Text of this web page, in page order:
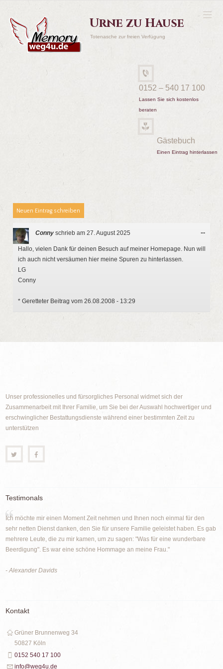
Urne zu Hause
Totenasche zur freien Verfügung
0152 – 540 17 100
Lassen Sie sich kostenlos
beraten
Gästebuch
Einen Eintrag hinterlassen
Conny schrieb am 27. August 2025
Hallo, vielen Dank für deinen Besuch auf meiner Homepage. Nun will
ich auch nicht versäumen hier meine Spuren zu hinterlassen.
LG
Conny
* Geretteter Beitrag vom 26.08.2008 - 13:29
...Diese
ein-/
Unser professionelles und fürsorgliches Personal widmet sich der
Zusammenarbeit mit Ihrer Familie, um Sie bei der Auswahl hochwertiger und
erschwinglicher Bestattungsdienste während einer bestimmten Zeit zu
unterstützen
Testimonals
Ich möchte mir einen Moment Zeit nehmen und Ihnen noch einmal für den
sehr netten Dienst danken, den Sie für unsere Familie geleistet haben. Es gab
mehrere Leute, die zu mir kamen, um zu sagen: "Was für eine wunderbare
Beerdigung". Es war eine schöne Hommage an meine Frau."
- Alexander Davids
Kontakt
Grüner Brunnenweg 34
50827 Köln
0152 540 17 100
info@weg4u.de